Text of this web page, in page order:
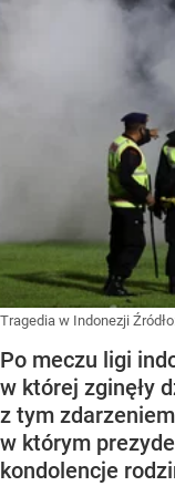
Tragedia w Indonezji
Po meczu ligi
w której zginęły
z tym
w którym
kondolencje